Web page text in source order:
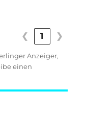
❮ 1 ❯
Anzeiger,
einen